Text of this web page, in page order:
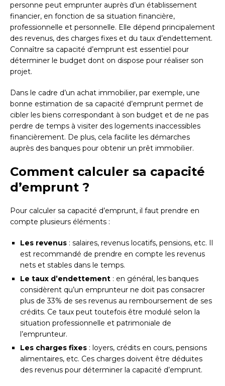
personne peut emprunter auprès d’un établissement
financier, en fonction de sa situation financière,
professionnelle et personnelle. Elle dépend principalement
des revenus, des charges fixes et du taux d’endettement.
Connaître sa capacité d’emprunt est essentiel pour
déterminer le budget dont on dispose pour réaliser son
projet.
Dans le cadre d’un achat immobilier, par exemple, une
bonne estimation de sa capacité d’emprunt permet de
cibler les biens correspondant à son budget et de ne pas
perdre de temps à visiter des logements inaccessibles
financièrement. De plus, cela facilite les démarches
auprès des banques pour obtenir un prêt immobilier.
Comment calculer sa capacité
d’emprunt ?
Pour calculer sa capacité d’emprunt, il faut prendre en
compte plusieurs éléments :
Les revenus : salaires, revenus locatifs, pensions, etc. Il
est recommandé de prendre en compte les revenus
nets et stables dans le temps.
Le taux d’endettement : en général, les banques
considèrent qu’un emprunteur ne doit pas consacrer
plus de 33% de ses revenus au remboursement de ses
crédits. Ce taux peut toutefois être modulé selon la
situation professionnelle et patrimoniale de
l’emprunteur.
Les charges fixes : loyers, crédits en cours, pensions
alimentaires, etc. Ces charges doivent être déduites
des revenus pour déterminer la capacité d’emprunt.